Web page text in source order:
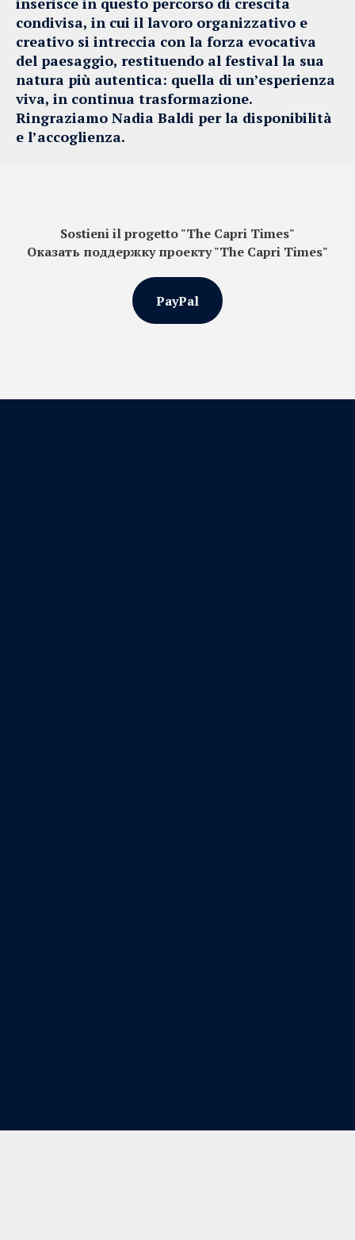
condivisa, in cui il lavoro organizzativo e
creativo si intreccia con la forza evocativa
del paesaggio, restituendo al festival la sua
natura più autentica: quella di un’esperienza
viva, in continua trasformazione.
Ringraziamo Nadia Baldi per la disponibilità
e l’accoglienza.
Sostieni il progetto "The Capri Times"
Оказать поддержку проекту "The Capri Times"
PayPal